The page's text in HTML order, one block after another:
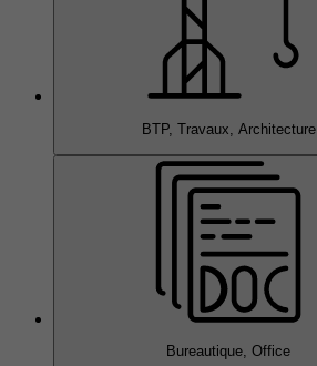
BTP, Travaux, Architecture
Bureautique, Office